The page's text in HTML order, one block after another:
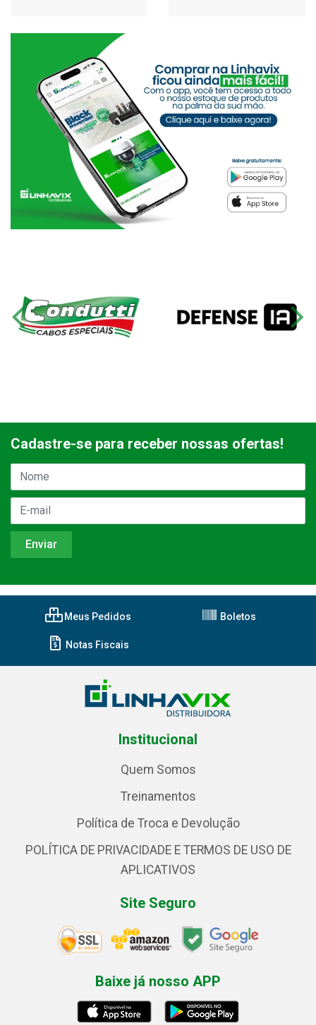
Cadastre-se para receber nossas ofertas!
Meus Pedidos Boletos
Notas Fiscais
Institucional
Quem Somos
Treinamentos
Política de Troca e Devolução
POLÍTICA DE PRIVACIDADE E TERMOS DE USO DE
APLICATIVOS
Site Seguro
Baixe já nosso APP